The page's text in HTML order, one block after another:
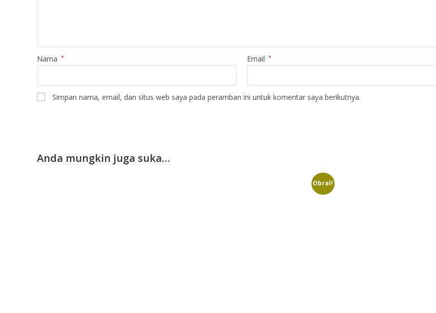
Nama * Email *
Simpan nama, email, dan situs web saya pada peramban ini untuk komentar saya berikutnya.
Anda mungkin juga suka…
Obral!